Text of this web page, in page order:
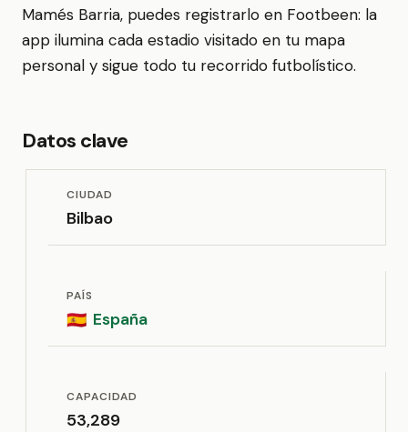
Mamés Barria, puedes registrarlo en Footbeen: la
app ilumina cada estadio visitado en tu mapa
personal y sigue todo tu recorrido futbolístico.
Datos clave
CIUDAD
Bilbao
PAÍS
🇪🇸 España
CAPACIDAD
53,289